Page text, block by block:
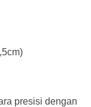
presisi dengan